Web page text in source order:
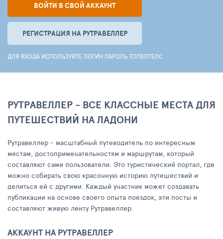
ВОЙТИ В СВОЙ АККАУНТ
РЕГИСТРАЦИЯ НА РУТРАВЕЛЛЕР
ДЛЯ ВХОДА ИСПОЛЬЗУЙТЕ ЛОГИН ПАРОЛЬ ТОПХОТЕЛС
РУТРАВЕЛЛЕР - ВСЕ КЛАССНЫЕ МЕСТА ДЛЯ
ПУТЕШЕСТВИЙ НА ЛАДОНИ
Рутравеллер - масштабный путеводитель по интересным
местам, достопримечательностям и маршрутам, который
составляют сами пользователи. Это туристический портал, где
можно собирать свою красочную историю путешествий и
делиться ей с другими. Каждый участник может создавать
публикации на основе своего опыта поездок, эти посты и
составляют живую ленту Рутравеллер.
АККАУНТ НА РУТРАВЕЛЛЕР